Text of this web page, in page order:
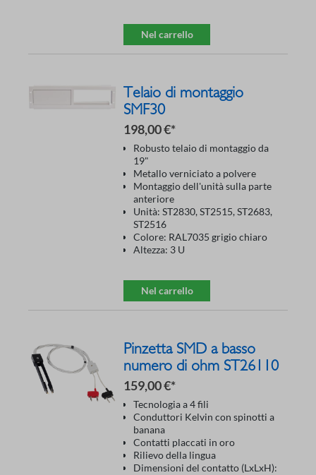
Nel carrello
Telaio di montaggio
SMF30
198,00 €*
Robusto telaio di montaggio da
19"
Metallo verniciato a polvere
Montaggio dell'unità sulla parte
anteriore
Unità: ST2830, ST2515, ST2683,
ST2516
Colore: RAL7035 grigio chiaro
Altezza: 3 U
Nel carrello
Pinzetta SMD a basso
numero di ohm ST26110
159,00 €*
Tecnologia a 4 fili
Conduttori Kelvin con spinotti a
banana
Contatti placcati in oro
Rilievo della lingua
Dimensioni del contatto (LxLxH):